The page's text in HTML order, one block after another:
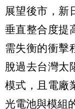
展望後市，新
垂直整合度提
需失衡的衝擊
脫過去台灣太
模式，且電廠
光電池與模組